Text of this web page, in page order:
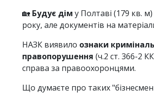
🏡 Будує дім у Полтаві (179 кв. м)
року, але документів на
НАЗК виявило ознаки
правопорушення (ч.2 ст. 366-2
справа за правоохоронцями.
Що думаєте про таких